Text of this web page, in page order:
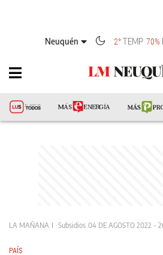
Neuquén 2°TEMP 70%
LA MAÑANA Subsidios 04 DE AGOSTO 2022 -
PAÍS